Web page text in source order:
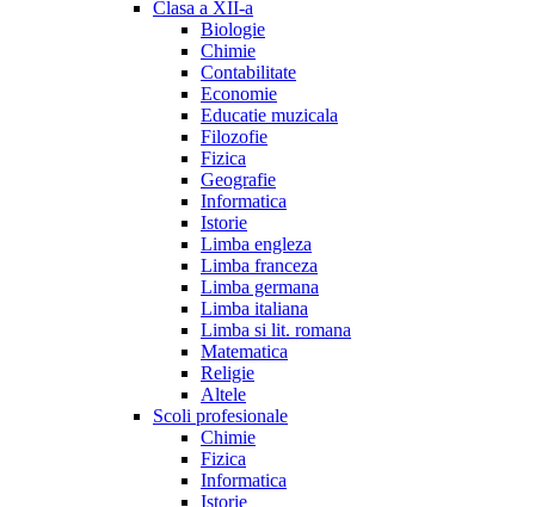
Clasa a XII-a
Biologie
Chimie
Contabilitate
Economie
Educatie muzicala
Filozofie
Fizica
Geografie
Informatica
Istorie
Limba engleza
Limba franceza
Limba germana
Limba italiana
Limba si lit. romana
Matematica
Religie
Altele
Scoli profesionale
Chimie
Fizica
Informatica
Istorie